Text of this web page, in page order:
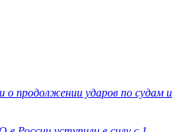
продолжении ударов по судам и